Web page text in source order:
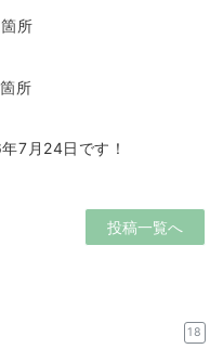
所
所
7月24日です！
投稿一覧へ
18